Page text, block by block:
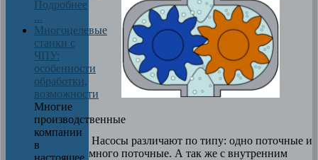
Насосы различают по типу: одно поточные и
много поточные. А так же с внутренним
Подробнее
...
Многоцелевые
станки с
ЧПУ:
особенности
обработки,
возможности
Многие
производственные
компании
в